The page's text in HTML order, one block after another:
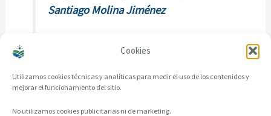
Cookies
Utilizamos cookies técnicas y analíticas para medir el uso de los contenidos y
mejorar el funcionamiento del sitio.
No utilizamos cookies publicitarias ni de marketing.
Santiago Molina Jiménez